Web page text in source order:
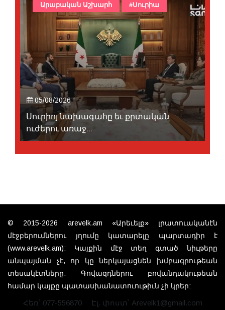
05/08/2026
Սուրիոյ նախագահը եւ քրտական
ուժերու առաջ...
Արաբական Աշխարհ #Սուրիա
© 2015-2026 arevelk.am «Արեւելք» լրատուականէն
մէջբերումներու յղումը կատարելը պարտադիր է
(www.arevelk.am): Կայքին մէջ տեղ գտած նիւթերը
անպայման չէ, որ կը ներկայացնեն խմբագրութեան
տեսակէտները: Գովազդներու բովանդակութեան
համար կայքը պատասխանատուութիւն չի կրեր:
Հեռ՝ 077-556870
Էլ. փոստ՝ Arevelk1@gmail.com